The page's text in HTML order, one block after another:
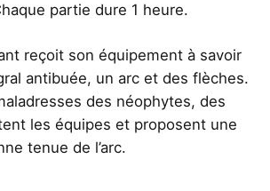
partie dure 1 heure.
reçoit son équipement à savoir
antibuée, un arc et des flèches.
des néophytes, des
les équipes et proposent une
tenue de l’arc.